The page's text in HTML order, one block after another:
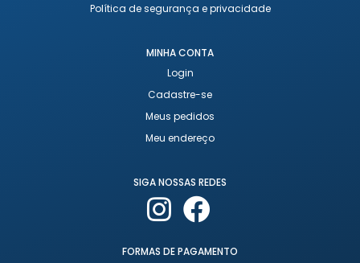
Política de segurança e privacidade
MINHA CONTA
Login
Cadastre-se
Meus pedidos
Meu endereço
SIGA NOSSAS REDES
FORMAS DE PAGAMENTO